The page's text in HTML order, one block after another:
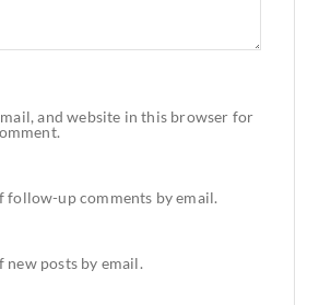
and website in this browser for
follow-up comments by email.
new posts by email.